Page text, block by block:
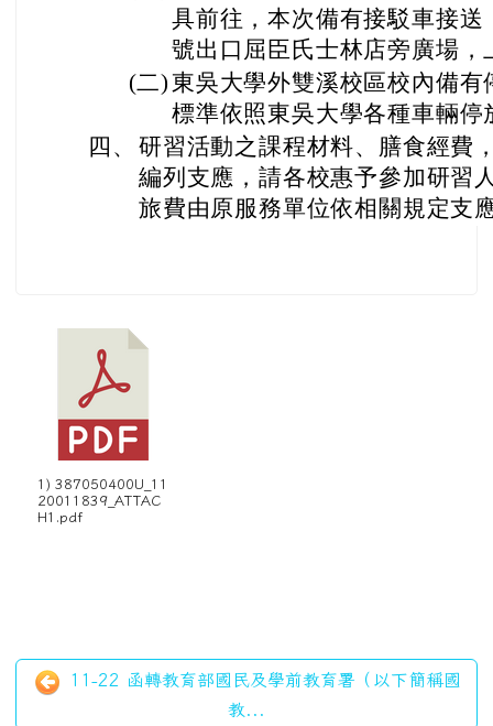
具前往，本次備有接駁車接
號出口屈臣氏士林店旁廣場，
(二)東吳大學外雙溪校區校內備
標準依照東吳大學各種車輛
四、 研習活動之課程材料、膳食經費
編列支應，請各校惠予參加研習
旅費由原服務單位依相關規定支
1) 387050400U_11
20011839_ATTAC
H1.pdf
11-22 函轉教育部國民及學前教育署（以下簡稱國
教...